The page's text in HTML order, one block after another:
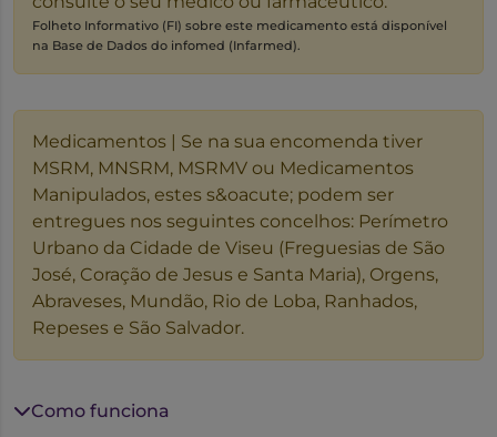
Folheto Informativo (FI) sobre este medicamento está disponível
na Base de Dados do infomed (Infarmed).
Medicamentos | Se na sua encomenda tiver
MSRM, MNSRM, MSRMV ou Medicamentos
Manipulados, estes s&oacute; podem ser
entregues nos seguintes concelhos: Perímetro
Urbano da Cidade de Viseu (Freguesias de São
José, Coração de Jesus e Santa Maria), Orgens,
Abraveses, Mundão, Rio de Loba, Ranhados,
Repeses e São Salvador.
Como funciona